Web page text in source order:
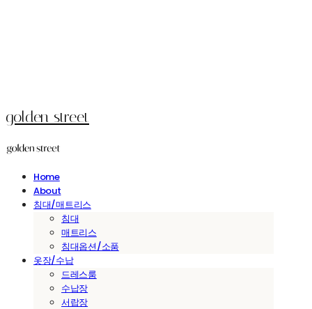
golden street
Home
About
침대/매트리스
침대
매트리스
침대옵션/소품
옷장/수납
드레스룸
수납장
서랍장